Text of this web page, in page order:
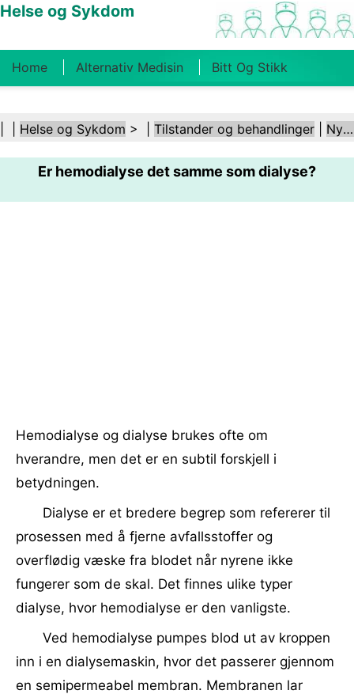
Helse og Sykdom
Home Alternativ Medisin Bitt Og Stikk
Kosthold Og Ernæring Familiehelse
Helsebransjen Psykisk Helse Folkehelse Og
Sikkerhet Kirurgi Og Prosedyrer Helse
Helse og Sykdom > | Tilstander og behandlinger Nyresykdom
Er hemodialyse det samme som dialyse?
Hemodialyse og dialyse brukes ofte om
hverandre, men det er en subtil forskjell i
betydningen.
Dialyse er et bredere begrep som refererer til
prosessen med å fjerne avfallsstoffer og
overflødig væske fra blodet når nyrene ikke
fungerer som de skal. Det finnes ulike typer
dialyse, hvor hemodialyse er den vanligste.
Ved hemodialyse pumpes blod ut av kroppen
inn i en dialysemaskin, hvor det passerer gjennom
en semipermeabel membran. Membranen lar